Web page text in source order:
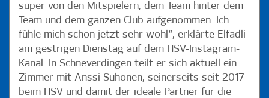
super von den Mitspielern, dem Team hinter dem
Team und dem ganzen Club aufgenommen. Ich
fühle mich schon jetzt sehr wohl“, erklärte Elfadli
am gestrigen Dienstag auf dem HSV-Instagram-
Kanal. In Schneverdingen teilt er sich aktuell ein
Zimmer mit Anssi Suhonen, seinerseits seit 2017
beim HSV und damit der ideale Partner für die